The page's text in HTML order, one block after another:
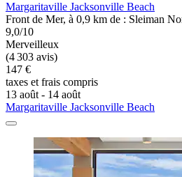
Margaritaville Jacksonville Beach
Front de Mer, à 0,9 km de : Sleiman
9,0/10
Merveilleux
(4 303 avis)
147 €
taxes et frais compris
13 août - 14 août
Margaritaville Jacksonville Beach